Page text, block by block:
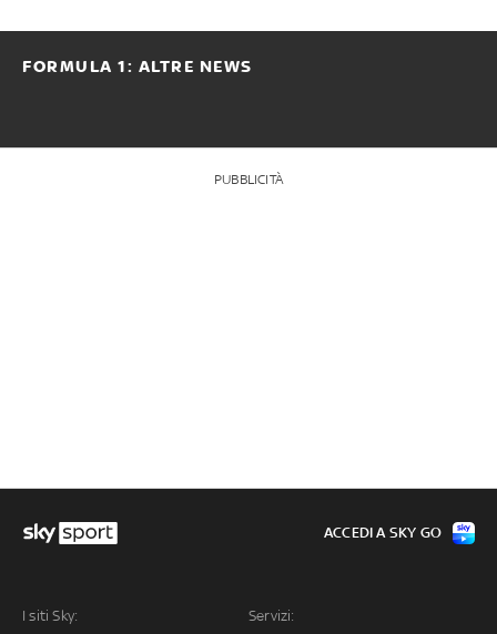
FORMULA 1: ALTRE NEWS
PUBBLICITÀ
I siti Sky: Servizi:
ACCEDI A SKY GO